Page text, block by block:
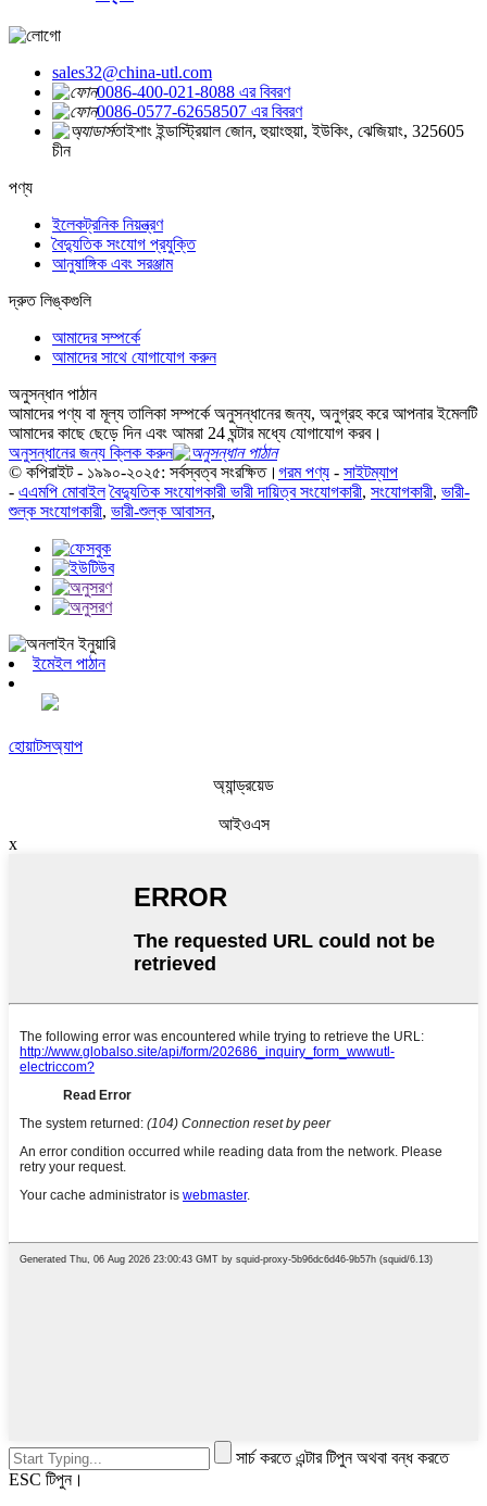
sales32@china-utl.com
0086-400-021-8088 এর বিবরণ
0086-0577-62658507 এর বিবরণ
তাইশাং ইন্ডাস্ট্রিয়াল জোন, হুয়াংহুয়া, ইউকিং, ঝেজিয়াং, 325605
চীন
পণ্য
ইলেকট্রনিক নিয়ন্ত্রণ
বৈদ্যুতিক সংযোগ প্রযুক্তি
আনুষাঙ্গিক এবং সরঞ্জাম
দ্রুত লিঙ্কগুলি
আমাদের সম্পর্কে
আমাদের সাথে যোগাযোগ করুন
অনুসন্ধান পাঠান
আমাদের পণ্য বা মূল্য তালিকা সম্পর্কে অনুসন্ধানের জন্য, অনুগ্রহ করে আপনার ইমেলটি
আমাদের কাছে ছেড়ে দিন এবং আমরা 24 ঘন্টার মধ্যে যোগাযোগ করব।
অনুসন্ধানের জন্য ক্লিক করুন
© কপিরাইট - ১৯৯০-২০২৫: সর্বস্বত্ব সংরক্ষিত। গরম পণ্য - সাইটম্যাপ
- এএমপি মোবাইল বৈদ্যুতিক সংযোগকারী ভারী দায়িত্ব সংযোগকারী, সংযোগকারী, ভারী-
শুল্ক সংযোগকারী, ভারী-শুল্ক আবাসন,
ইমেইল পাঠান
হোয়াটসঅ্যাপ
অ্যান্ড্রয়েড
আইওএস
x
সার্চ করতে এন্টার টিপুন অথবা বন্ধ করতে
ESC টিপুন।